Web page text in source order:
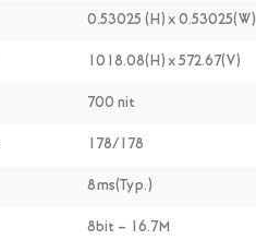
0.53025 (H) x 0.53025(W)
1018.08(H) x 572.67(V)
700 nit
178/178
8ms(Typ.)
8bit – 16.7M